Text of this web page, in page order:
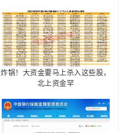
炸锅！大资金要马上杀入这些股，
北上资金罕